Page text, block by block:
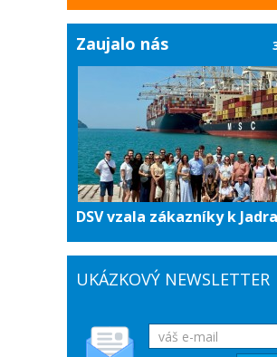
Zaujalo nás
DSV vzala zákazníky k
UKÁZKOVÝ NEWSLETTER